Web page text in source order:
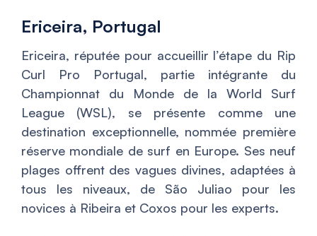
Ericeira, Portugal
Ericeira, réputée pour accueillir l’étape du Rip
Curl Pro Portugal, partie intégrante du
Championnat du Monde de la World Surf
League (WSL), se présente comme une
destination exceptionnelle, nommée première
réserve mondiale de surf en Europe. Ses neuf
plages offrent des vagues divines, adaptées à
tous les niveaux, de São Juliao pour les
novices à Ribeira et Coxos pour les experts.